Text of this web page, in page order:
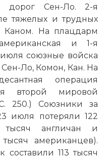
дорог Сен-Ло. 2-я
тяжелых и трудных
Каном. На плацдарм
и 1-я
союзные войска
Ло, Комон, Кан. На
операция
второй мировой
250.) Союзники за
июля потеряли 122
англичан и
американцев).
113 тысяч